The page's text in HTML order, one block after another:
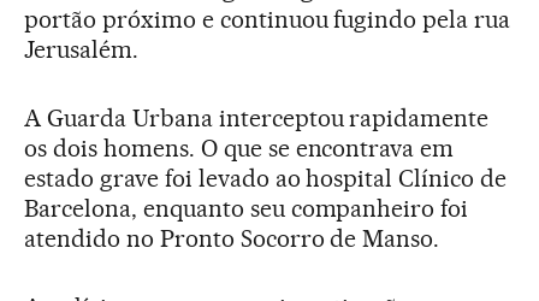
portão próximo e continuou fugindo pela rua
Jerusalém.
A Guarda Urbana interceptou rapidamente
os dois homens. O que se encontrava em
estado grave foi levado ao hospital Clínico de
Barcelona, enquanto seu companheiro foi
atendido no Pronto Socorro de Manso.